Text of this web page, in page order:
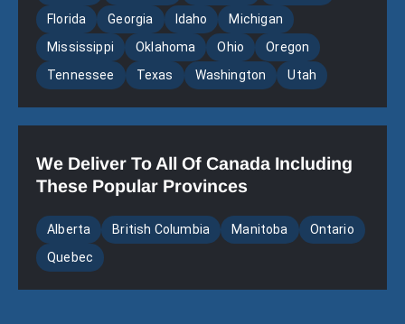
Florida
Georgia Idaho
Michigan
Mississippi
Oklahoma Ohio
Oregon
Tennessee
Texas Washington Utah
We Deliver To All Of Canada Including
These Popular Provinces
Alberta British Columbia Manitoba
Ontario
Quebec